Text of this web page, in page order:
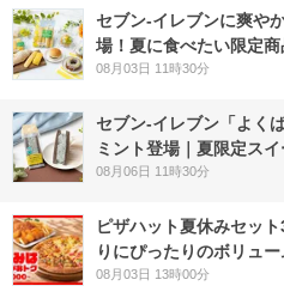
セブン‐イレブンに爽や
場！夏に食べたい限定商
08月03日 11時30分
セブン‐イレブン「よく
ミント登場｜夏限定ス
08月06日 11時30分
ピザハット夏休みセッ
りにぴったりのボリュ
08月03日 13時00分